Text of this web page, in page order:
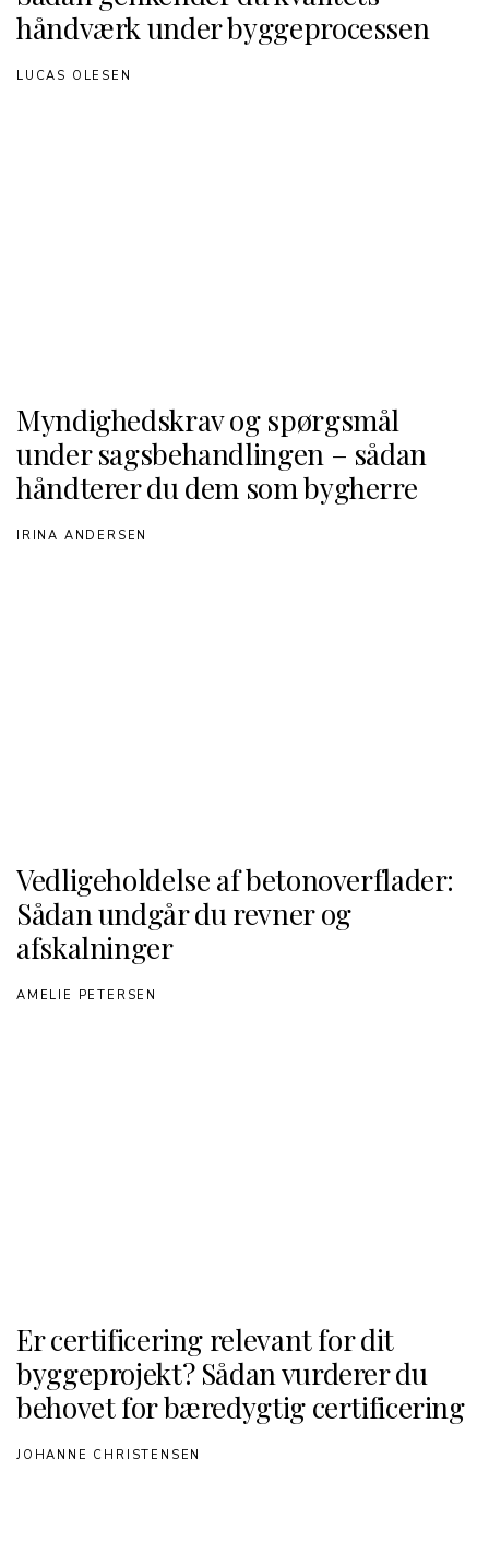
håndværk under byggeprocessen
LUCAS OLESEN
Myndighedskrav og spørgsmål
under sagsbehandlingen – sådan
håndterer du dem som bygherre
IRINA ANDERSEN
Vedligeholdelse af betonoverflader:
Sådan undgår du revner og
afskalninger
AMELIE PETERSEN
Er certificering relevant for dit
byggeprojekt? Sådan vurderer du
behovet for bæredygtig certificering
JOHANNE CHRISTENSEN